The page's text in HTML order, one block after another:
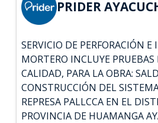
PRIDER
SERVICIO DE PERFORACIÓN E
MORTERO INCLUYE
CALIDAD, PARA LA OBRA:
CONSTRUCCIÓN DEL
REPRESA PALLCCA EN EL
PROVINCIA DE HUAMANGA